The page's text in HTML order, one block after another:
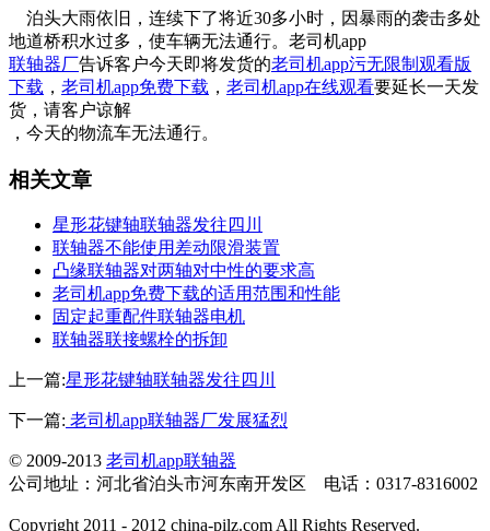
泊头大雨依旧，连续下了将近30多小时，因暴雨的袭击多处
地道桥积水过多，使车辆无法通行。老司机app
联轴器厂告诉客户今天即将发货的老司机app污无限制观看版
下载 ， 老司机app免费下载 ， 老司机app在线观看要延长一天发
货，请客户谅解
，今天的物流车无法通行。
相关文章
星形花键轴联轴器发往四川
联轴器不能使用差动限滑装置
凸缘联轴器对两轴对中性的要求高
老司机app免费下载的适用范围和性能
固定起重配件联轴器电机
联轴器联接螺栓的拆卸
上一篇:星形花键轴联轴器发往四川
下一篇: 老司机app联轴器厂发展猛烈
© 2009-2013 老司机app联轴器
公司地址：河北省泊头市河东南开发区 电话：0317-8316002
Copyright 2011 - 2012 china-pilz.com All Rights Reserved.